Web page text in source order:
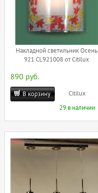
Накладной светильник Осень
921 CL921008 от Citilux
890 руб.
В корзину
Citilux
29 в наличии